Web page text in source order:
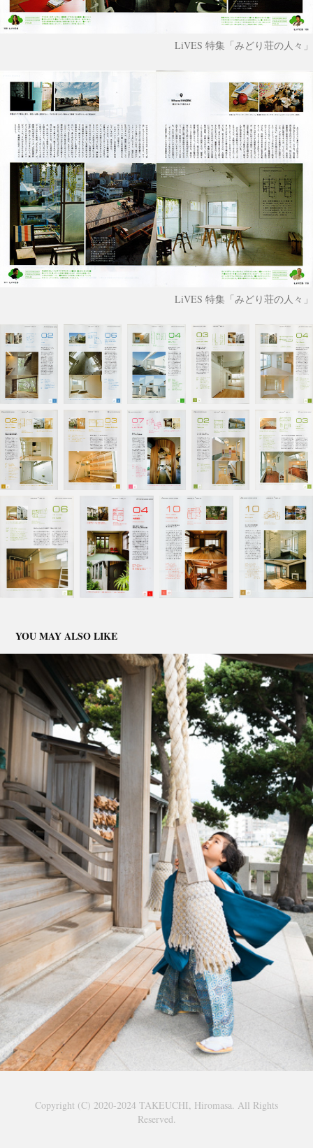
LiVES 特集「みどり荘の人々」
LiVES 特集「みどり荘の人々」
YOU MAY ALSO LIKE
七五三おめでとう！
2020
Copyright (C) 2020-2024 TAKEUCHI, Hiromasa. All Rights
Reserved.